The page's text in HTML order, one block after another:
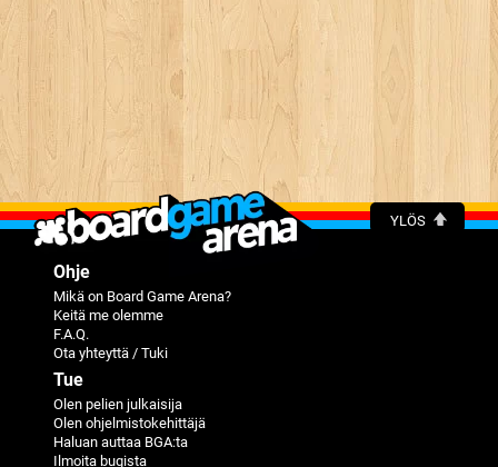
YLÖS
Ohje
Mikä on Board Game Arena?
Keitä me olemme
F.A.Q.
Ota yhteyttä / Tuki
Tue
Olen pelien julkaisija
Olen ohjelmistokehittäjä
Haluan auttaa BGA:ta
Ilmoita bugista